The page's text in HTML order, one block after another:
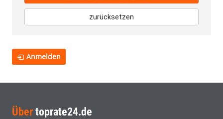
zurücksetzen
Anmelden
Über toprate24.de